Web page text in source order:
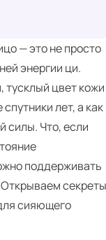
— это не просто
энергии ци.
тусклый цвет кожи
лет, а как
силы. Что, если
поддерживать
секреты
сияющего